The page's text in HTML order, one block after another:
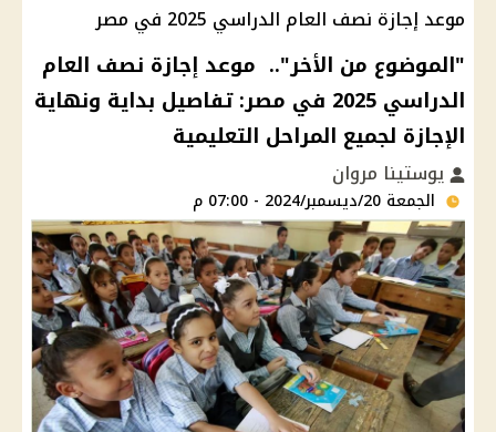
موعد إجازة نصف العام الدراسي 2025 في مصر
"الموضوع من الأخر".. موعد إجازة نصف العام
الدراسي 2025 في مصر: تفاصيل بداية ونهاية
الإجازة لجميع المراحل التعليمية
يوستينا مروان
الجمعة 20/ديسمبر/2024 - 07:00 م